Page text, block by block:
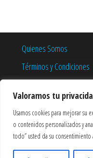
Valoramos tu
Usamos cookies para mejorar su
o contenidos personalizados y
todo” usted da su
Quienes Somos
Términos y Condiciones
Política de Cookies